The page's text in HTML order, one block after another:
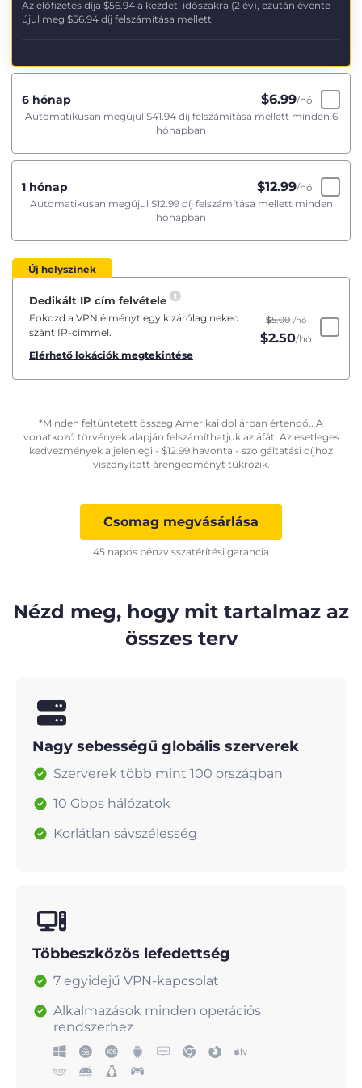
Az előfizetés díja $56.94 a kezdeti időszakra (2 év), ezután évente
újul meg $56.94 díj felszámítása mellett
6 hónap $6.99/hó
Automatikusan megújul $41.94díj felszámítása mellett minden 6
hónapban
1 hónap $12.99/hó
Automatikusan megújul $12.99díj felszámítása mellett minden
hónapban
Új helyszínek
Dedikált IP cím felvétele
Fokozd a VPN élményt egy kizárólag neked
szánt IP-címmel.
Elérhető lokációk megtekintése
$5.00 /hó
$2.50/hó
*Minden feltüntetett összeg Amerikai dollárban értendő.. A
vonatkozó törvények alapján felszámíthatjuk az áfát. Az esetleges
kedvezmények a jelenlegi - $12.99 havonta - szolgáltatási díjhoz
viszonyított árengedményt tükrözik.
Csomag megvásárlása
45 napos pénzvisszatérítési garancia
Nézd meg, hogy mit tartalmaz az
összes terv
Nagy sebességű globális szerverek
Szerverek több mint 100 országban
10 Gbps hálózatok
Korlátlan sávszélesség
Többeszközös lefedettség
7 egyidejű VPN-kapcsolat
Alkalmazások minden operációs
rendszerhez